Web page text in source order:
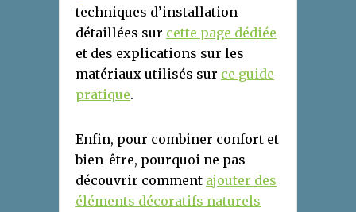
techniques d’installation
détaillées sur cette page dédiée
et des explications sur les
matériaux utilisés sur ce guide
pratique.
Enfin, pour combiner confort et
bien-être, pourquoi ne pas
découvrir comment ajouter des
éléments décoratifs naturels